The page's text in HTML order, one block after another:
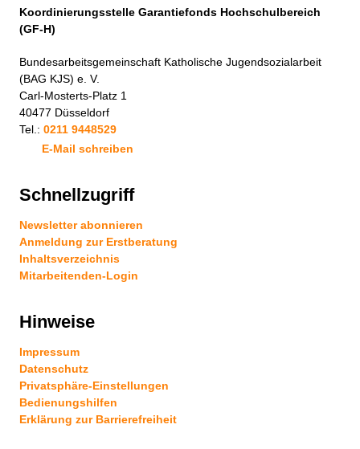
Koordinierungsstelle Garantiefonds Hochschulbereich
(GF-H)
Bundesarbeitsgemeinschaft Katholische Jugendsozialarbeit
(BAG KJS) e. V.
Carl-Mosterts-Platz 1
40477 Düsseldorf
Tel.: 0211 9448529
E-Mail schreiben
Schnellzugriff
Newsletter abonnieren
Anmeldung zur Erstberatung
Inhaltsverzeichnis
Mitarbeitenden-Login
Hinweise
Impressum
Datenschutz
Privatsphäre-Einstellungen
Bedienungshilfen
Erklärung zur Barrierefreiheit